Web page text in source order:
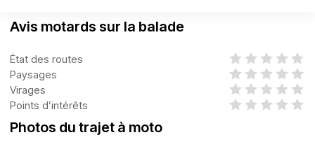
Avis motards sur la balade
État des routes
Paysages
Virages
Points d’intérêts
Photos du trajet à moto